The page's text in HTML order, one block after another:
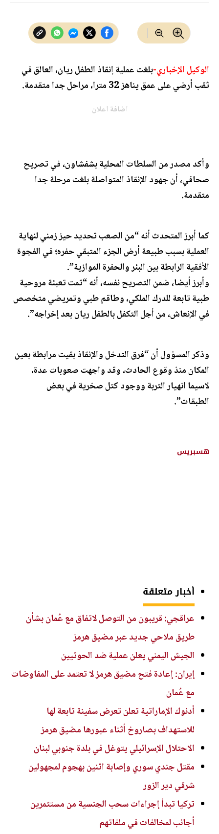
الوكيل الإخباري-بلغت عملية إنقاذ الطفل ريان، العالق في
ثقب أرضي على عمق يناهز 32 مترا، مراحل جدا متقدمة.
اضافة اعلان
وأكد مصدر من السلطات المحلية بشفشاون، في تصريح
صحافي، أن جهود الإنقاذ المتواصلة بلغت مرحلة جدا
متقدمة.
كما أبرز المتحدث أنه “من الصعب تحديد حيز زمني لنهاية
العملية بسبب طبيعة أرض الجزء المتبقي حفره؛ في الفجوة
الأفقية الرابطة بين البئر والحفرة الموازية”.
وأبرز أيضا، ضمن التصريح نفسه، أنه “تمت تعبئة مروحية
طبية تابعة للدرك الملكي، وطاقم طبي وتمريضي متخصص
في الإنعاش، من أجل التكفل بالطفل ريان بعد إخراجه”.
وذكر المسؤول أن “فرق التدخل والإنقاذ بقيت مرابطة بعين
المكان منذ وقوع الحادث، وقد واجهت صعوبات عدة،
لاسيما انهيار التربة ووجود كتل صخرية في بعض
الطبقات”.
هسبريس
أخبار متعلقة
عراقجي: قريبون من التوصل لاتفاق مع عُمان بشأن
طريق ملاحي جديد عبر مضيق هرمز
الجيش اليمني يعلن عملية ضد الحوثيين
إيران: إعادة فتح مضيق هرمز لا تعتمد على المفاوضات
مع عُمان
أدنوك الإماراتية تعلن تعرض سفينة تابعة لها
للاستهداف بصاروخ أثناء عبورها مضيق هرمز
الاحتلال الإسرائيلي يتوغل في بلدة جنوبي لبنان
مقتل جندي سوري وإصابة اثنين بهجوم لمجهولين
شرقي دير الزور
تركيا تبدأ إجراءات سحب الجنسية من مستثمرين
أجانب لمخالفات في ملفاتهم